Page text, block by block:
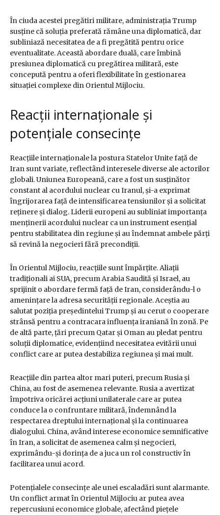
În ciuda acestei pregătiri militare, administrația Trump
susține că soluția preferată rămâne una diplomatică, dar
subliniază necesitatea de a fi pregătită pentru orice
eventualitate. Această abordare duală, care îmbină
presiunea diplomatică cu pregătirea militară, este
concepută pentru a oferi flexibilitate în gestionarea
situației complexe din Orientul Mijlociu.
Reacții internaționale și
potențiale consecințe
Reacțiile internaționale la postura Statelor Unite față de
Iran sunt variate, reflectând interesele diverse ale actorilor
globali. Uniunea Europeană, care a fost un susținător
constant al acordului nuclear cu Iranul, și-a exprimat
îngrijorarea față de intensificarea tensiunilor și a solicitat
reținere și dialog. Liderii europeni au subliniat importanța
menținerii acordului nuclear ca un instrument esențial
pentru stabilitatea din regiune și au îndemnat ambele părți
să revină la negocieri fără precondiții.
În Orientul Mijlociu, reacțiile sunt împărțite. Aliații
tradiționali ai SUA, precum Arabia Saudită și Israel, au
sprijinit o abordare fermă față de Iran, considerându-l o
amenințare la adresa securității regionale. Aceștia au
salutat poziția președintelui Trump și au cerut o cooperare
strânsă pentru a contracara influența iraniană în zonă. Pe
de altă parte, țări precum Qatar și Oman au pledat pentru
soluții diplomatice, evidențiind necesitatea evitării unui
conflict care ar putea destabiliza regiunea și mai mult.
Reacțiile din partea altor mari puteri, precum Rusia și
China, au fost de asemenea relevante. Rusia a avertizat
împotriva oricărei acțiuni unilaterale care ar putea
conduce la o confruntare militară, îndemnând la
respectarea dreptului internațional și la continuarea
dialogului. China, având interese economice semnificative
în Iran, a solicitat de asemenea calm și negocieri,
exprimându-și dorința de a juca un rol constructiv în
facilitarea unui acord.
Potențialele consecințe ale unei escaladări sunt alarmante.
Un conflict armat în Orientul Mijlociu ar putea avea
repercusiuni economice globale, afectând piețele